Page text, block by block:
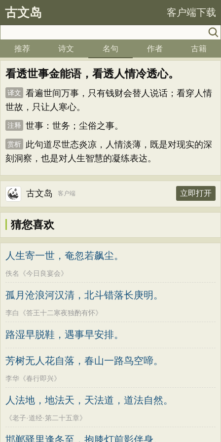
古文岛 客户端下载
推荐 诗文 名句 作者 古籍
看透世事金能语，看透人情冷透心。
译文
看遍世间万事，只有钱财会替人说话；看穿人情
世故，只让人寒心。
注释 世事：世务；尘俗之事。
赏析
此句道尽世态炎凉，人情淡薄，既是对现实的深
刻洞察，也是对人生智慧的凝练表达。
古文岛 客户端 立即打开
猜您喜欢
人生寄一世，奄忽若飙尘。
佚名《今日良宴会》
孤月沧浪河汉清，北斗错落长庚明。
李白《答王十二寒夜独酌有怀》
路湿早脱鞋，遇事早安排。
芳树无人花自落，春山一路鸟空啼。
李华《春行即兴》
人法地，地法天，天法道，道法自然。
《老子·道经·第二十五章》
邯郸驿里逢冬至，抱膝灯前影伴身。